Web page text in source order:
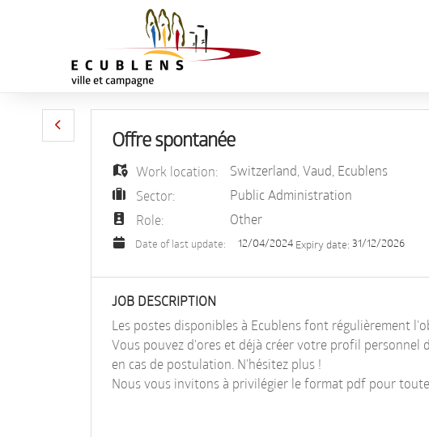
Offre spontanée
Work location: Switzerland Vaud Ecublens
Sector:
Public Administration
Role:
Other
Date of last update: 12/04/2024 Expiry date: 31/12/2026
JOB DESCRIPTION
Les postes disponibles à Ecublens font régulièrement
Vous pouvez d'ores et déjà créer votre profil personnel
en cas de postulation. N'hésitez plus !
Nous vous invitons à privilégier le format pdf pour